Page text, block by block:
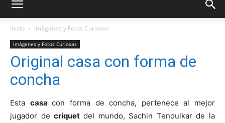
Curiosas
del
Inicio Imágenes y Fotos Curiosas
Imágenes y Fotos Curiosas
Original casa con forma de
concha
Esta casacon forma de concha, pertenece al mejor
jugador decríquet del mundo, Sachin Tendulkar de la